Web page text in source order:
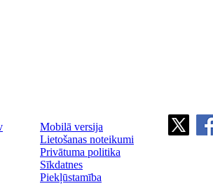
Mobilā versija
Lietošanas noteikumi
Privātuma politika
Sīkdatnes
Piekļūstamība